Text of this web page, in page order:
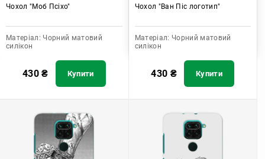
Чохол "Моб Псіхо"
Матеріал: Чорний матовий
силікон
430₴ Купити
Чохол "Ван Піс логотип"
Матеріал: Чорний матовий
силікон
430 ₴ Купити